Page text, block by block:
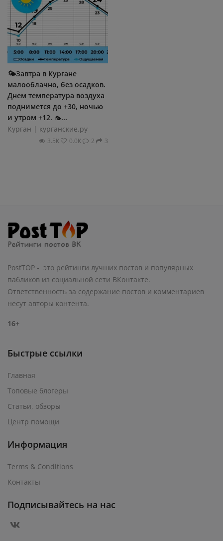
🌤Завтра в Кургане
малооблачно, без осадков.
Днем температура воздуха
поднимется до +30, ночью
и утром +12. 🦟...
Курган | курганские.ру
3.5К 0.0К 2 3
PostTOP - это рейтинги лучших постов и популярных
пабликов из социальной сети ВКонтакте.
Ответственность за содержание постов и комментариев
несут авторы контента.
16+
Быстрые ссылки
Главная
Топовые блогеры
Статьи, обзоры
Центр помощи
Информация
Terms & Conditions
Контакты
Подписывайтесь на нас